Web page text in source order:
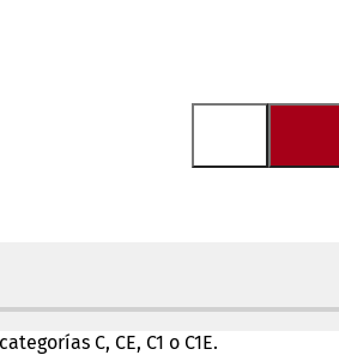
C, CE, C1 o C1E.